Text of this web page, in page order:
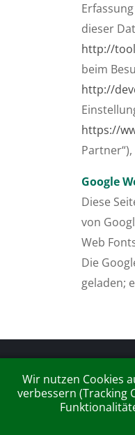
dieser
http://
beim
http://
https://
Partner“),
Google
Diese
von
Web
Die
geladen;
Wir nutzen Cookies
verbessern (Tracking